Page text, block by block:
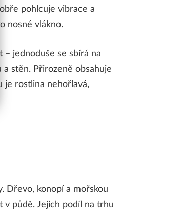
pohlcuje vibrace a
nosné vlákno.
– jednoduše se sbírá na
stěn. Přirozeně obsahuje
je rostlina nehořlavá,
Dřevo, konopí a mořskou
v půdě. Jejich podíl na trhu